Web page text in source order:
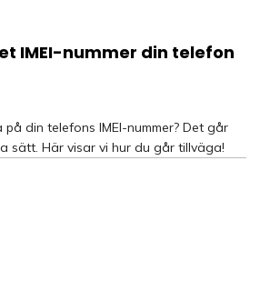
IMEI-nummer din telefon
din telefons IMEI-nummer? Det går
sätt. Här visar vi hur du går tillväga!